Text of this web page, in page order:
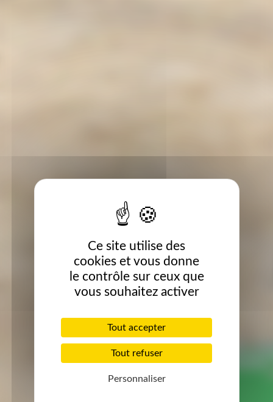
Ce site utilise des
cookies et vous donne
le contrôle sur ceux que
vous souhaitez activer
Tout accepter
Tout refuser
Personnaliser